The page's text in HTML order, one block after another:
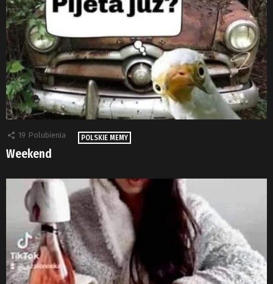
19 Polubienia POLSKIE MEMY
Weekend